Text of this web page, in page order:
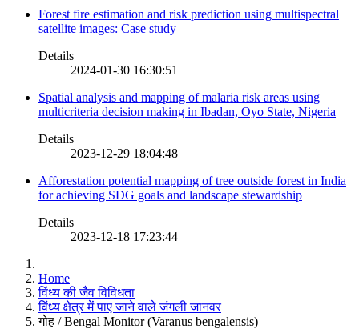
Forest fire estimation and risk prediction using multispectral
satellite images: Case study
Details
2024-01-30 16:30:51
Spatial analysis and mapping of malaria risk areas using
multicriteria decision making in Ibadan, Oyo State, Nigeria
Details
2023-12-29 18:04:48
Afforestation potential mapping of tree outside forest in India
for achieving SDG goals and landscape stewardship
Details
2023-12-18 17:23:44
Home
विंध्य की जैव विविधता
विंध्य क्षेत्र में पाए जाने वाले जंगली जानवर
गोह / Bengal Monitor (Varanus bengalensis)